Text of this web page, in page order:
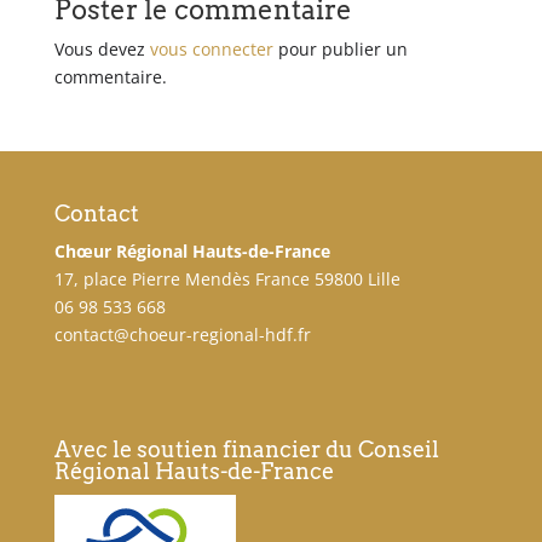
Poster le commentaire
Vous devez vous connecterpour publier un
commentaire.
Contact
Chœur Régional Hauts-de-France
17, place Pierre Mendès France 59800 Lille
06 98 533 668
contact@choeur-regional-hdf.fr
Avec le soutien financier du Conseil
Régional Hauts-de-France